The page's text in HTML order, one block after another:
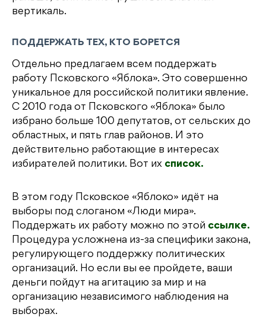
вертикаль.
ПОДДЕРЖАТЬ ТЕХ, КТО БОРЕТСЯ
Отдельно предлагаем всем поддержать
работу Псковского «Яблока». Это совершенно
уникальное для российской политики явление.
С 2010 года от Псковского «Яблока» было
избрано больше 100 депутатов, от сельских до
областных, и пять глав районов. И это
действительно работающие в интересах
избирателей политики. Вот их список.
В этом году Псковское «Яблоко» идёт на
выборы под слоганом «Люди мира».
Поддержать их работу можно по этой ссылке.
Процедура усложнена из-за специфики закона,
регулирующего поддержку политических
организаций. Но если вы ее пройдете, ваши
деньги пойдут на агитацию за мир и на
организацию независимого наблюдения на
выборах.